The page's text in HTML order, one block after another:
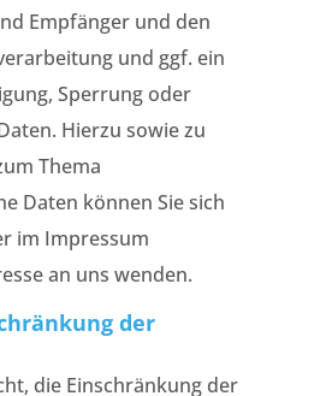
Empfänger und den
und ggf. ein
Sperrung oder
Hierzu sowie zu
Thema
Daten können Sie sich
im Impressum
an uns wenden.
der
die Einschränkung der